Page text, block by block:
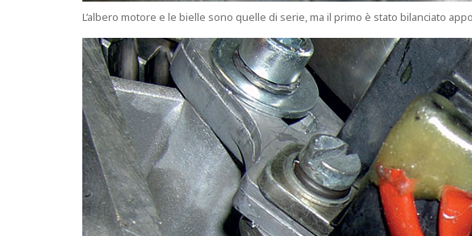
L’albero motore e le bielle sono quelle di serie, ma il primo è stato bilanciato